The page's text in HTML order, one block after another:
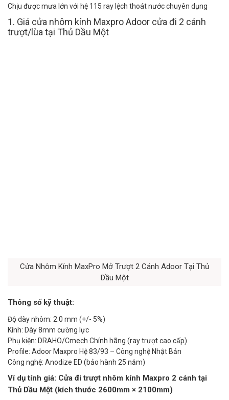
Chịu được mưa lớn với hệ 115 ray lệch thoát nước chuyên dụng
1. Giá cửa nhôm kính Maxpro Adoor cửa đi 2 cánh
trượt/lùa tại Thủ Dầu Một
Cửa Nhôm Kính MaxPro Mở Trượt 2 Cánh Adoor Tại Thủ
Dầu Một
Thông số kỹ thuật:
Độ dày nhôm: 2.0 mm (+/- 5%)
Kính: Dày 8mm cường lực
Phụ kiện: DRAHO/Cmech Chính hãng (ray trượt cao cấp)
Profile: Adoor Maxpro Hệ 83/93 – Công nghệ Nhật Bản
Công nghệ: Anodize ED (bảo hành 25 năm)
Ví dụ tính giá: Cửa đi trượt nhôm kính Maxpro 2 cánh tại
Thủ Dầu Một (kích thước 2600mm × 2100mm)